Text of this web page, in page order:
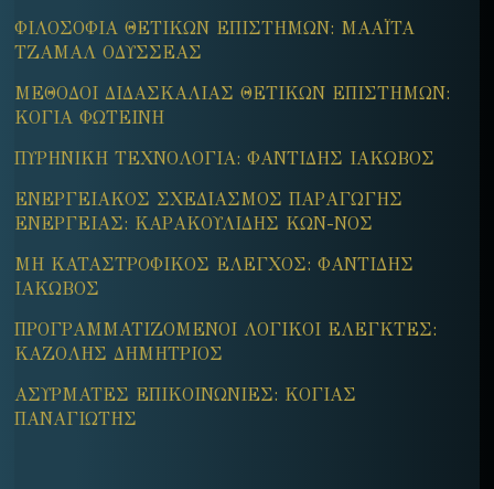
ΦΙΛΟΣΟΦΙΑ ΘΕΤΙΚΩΝ ΕΠΙΣΤΗΜΩΝ: ΜΑΑΪΤΑ
ΤΖΑΜΑΛ ΟΔΥΣΣΕΑΣ
ΜΕΘΟΔΟΙ ΔΙΔΑΣΚΑΛΙΑΣ ΘΕΤΙΚΩΝ ΕΠΙΣΤΗΜΩΝ:
ΚΟΓΙΑ ΦΩΤΕΙΝΗ
ΠΥΡΗΝΙΚΗ ΤΕΧΝΟΛΟΓΙΑ: ΦΑΝΤΙΔΗΣ ΙΑΚΩΒΟΣ
ΕΝΕΡΓΕΙΑΚΟΣ ΣΧΕΔΙΑΣΜΟΣ ΠΑΡΑΓΩΓΗΣ
ΕΝΕΡΓΕΙΑΣ: ΚΑΡΑΚΟΥΛΙΔΗΣ ΚΩΝ-ΝΟΣ
ΜΗ ΚΑΤΑΣΤΡΟΦΙΚΟΣ ΕΛΕΓΧΟΣ: ΦΑΝΤΙΔΗΣ
ΙΑΚΩΒΟΣ
ΠΡΟΓΡΑΜΜΑΤΙΖΟΜΕΝΟΙ ΛΟΓΙΚΟΙ ΕΛΕΓΚΤΕΣ:
ΚΑΖΟΛΗΣ ΔΗΜΗΤΡΙΟΣ
ΑΣΥΡΜΑΤΕΣ ΕΠΙΚΟΙΝΩΝΙΕΣ: ΚΟΓΙΑΣ
ΠΑΝΑΓΙΩΤΗΣ